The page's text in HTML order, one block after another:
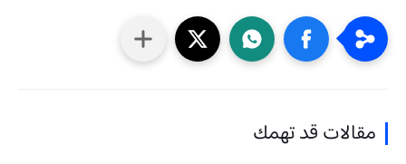
مقالات قد تهمك